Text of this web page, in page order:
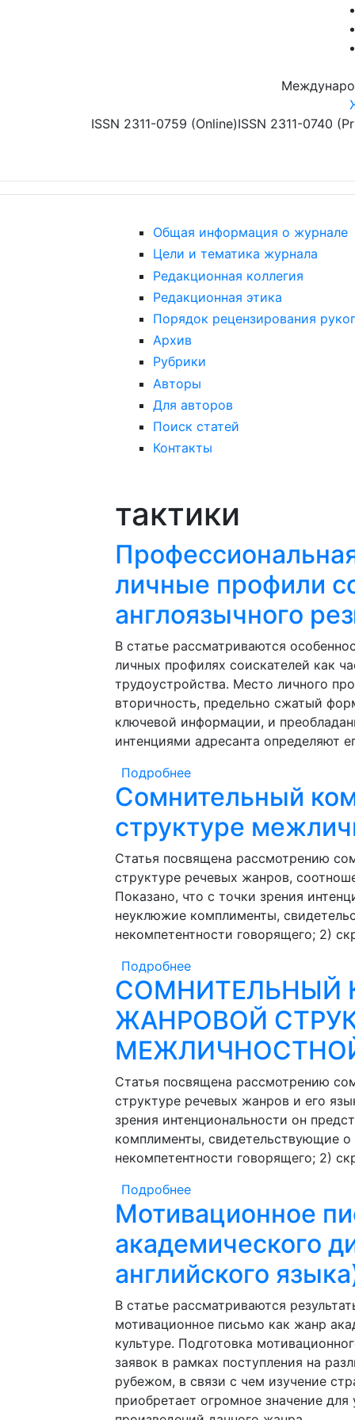
ISSN 2311-0759 (Online)ISSN 2311-0740
Общая информация о журнале
Цели и тематика журнала
Редакционная коллегия
Редакционная этика
Порядок рецензирования
Архив
Рубрики
Авторы
Для авторов
Поиск статей
Контакты
тактики
личные профили
англоязычного
В статье рассматриваются
личных профилях соискателей как
трудоустройства. Место личного
вторичность, предельно сжатый
ключевой информации, и
интенциями адресанта определяют
Подробнее
структуре
Сомнительный
структуре
Статья посвящена рассмотрению
структуре речевых жанров,
Показано, что с точки зрения
неуклюжие комплименты,
некомпетентности говорящего; 2)
Подробнее
коммуникации
СОМНИТЕЛЬНЫЙ
ЖАНРОВОЙ
Статья посвящена рассмотрению
структуре речевых жанров и его
зрения интенциональности он
комплименты, свидетельствующие
некомпетентности говорящего; 2)
Подробнее
МЕЖЛИЧНОСТНОЙ
Мотивационное
академического
английского
В статье рассматриваются
мотивационное письмо как жанр
культуре. Подготовка
заявок в рамках поступления на
рубежом, в связи с чем изучение
приобретает огромное значение